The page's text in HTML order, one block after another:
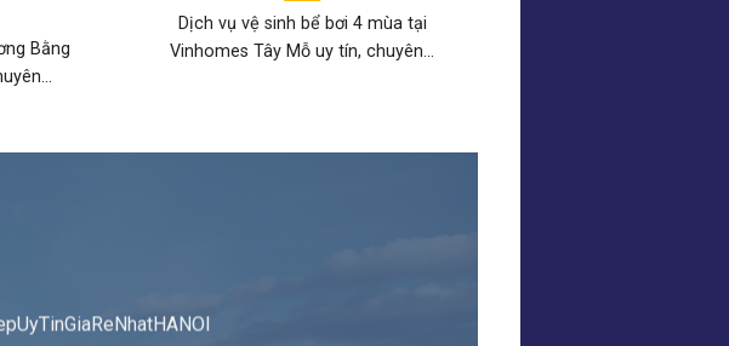
Bằng
Dịch vụ vệ sinh bể bơi 4 mùa tại
Vinhomes Tây Mỗ uy tín, chuyên...